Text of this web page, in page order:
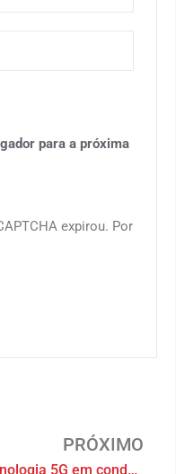
para a próxima
expirou. Por
PRÓXIMO
Tecnologia 5G em condomínios